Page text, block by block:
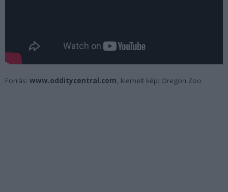
Forrás: www.odditycentral.com, kiemelt kép: Oregon Zoo